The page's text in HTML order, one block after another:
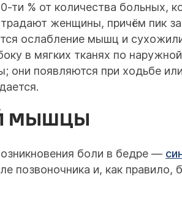
ти % от количества
женщины, причём пик
ослабление мышц и
в мягких тканях по
они появляются при ходьбе
МЫШЦЫ
боли в бедре —
позвоночника и, как